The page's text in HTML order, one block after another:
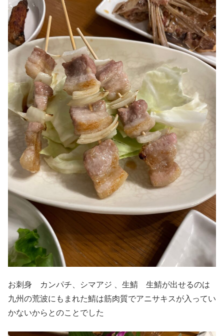
お刺身 カンパチ、シマアジ 、生鯖 生鯖が出せるのは
九州の荒波にもまれた鯖は筋肉質でアニサキスが入ってい
かないからとのことでした